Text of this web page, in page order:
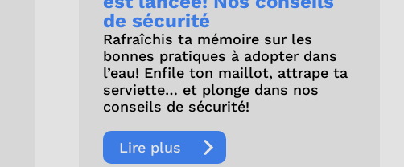
de sécurité
Rafraîchis ta mémoire sur les
bonnes pratiques à adopter dans
l’eau! Enfile ton maillot, attrape ta
serviette… et plonge dans nos
conseils de sécurité!
Lire plus